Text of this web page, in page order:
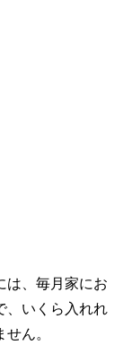
は、毎月家にお
、いくら入れれ
ん。